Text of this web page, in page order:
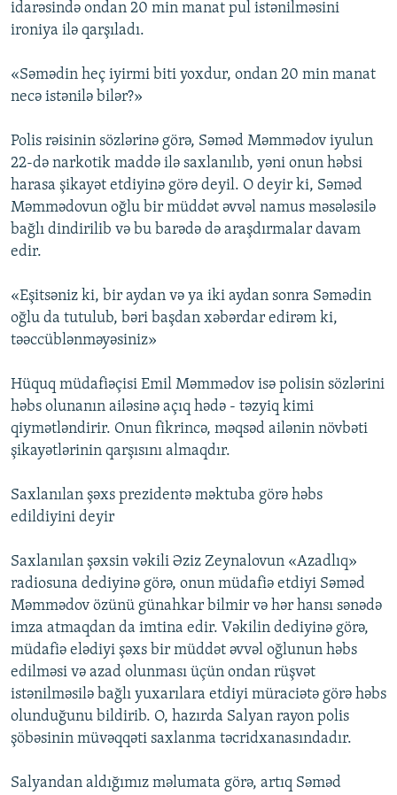
idarəsində ondan 20 min manat pul istənilməsini
ironiya ilə qarşıladı.
«Səmədin heç iyirmi biti yoxdur, ondan 20 min manat
necə istənilə bilər?»
Polis rəisinin sözlərinə görə, Səməd Məmmədov iyulun
22-də narkotik maddə ilə saxlanılıb, yəni onun həbsi
harasa şikayət etdiyinə görə deyil. O deyir ki, Səməd
Məmmədovun oğlu bir müddət əvvəl namus məsələsilə
bağlı dindirilib və bu barədə də araşdırmalar davam
edir.
«Eşitsəniz ki, bir aydan və ya iki aydan sonra Səmədin
oğlu da tutulub, bəri başdan xəbərdar edirəm ki,
təəccüblənməyəsiniz»
Hüquq müdafiəçisi Emil Məmmədov isə polisin sözlərini
həbs olunanın ailəsinə açıq hədə - təzyiq kimi
qiymətləndirir. Onun fikrincə, məqsəd ailənin növbəti
şikayətlərinin qarşısını almaqdır.
Saxlanılan şəxs prezidentə məktuba görə həbs
edildiyini deyir
Saxlanılan şəxsin vəkili Əziz Zeynalovun «Azadlıq»
radiosuna dediyinə görə, onun müdafiə etdiyi Səməd
Məmmədov özünü günahkar bilmir və hər hansı sənədə
imza atmaqdan da imtina edir. Vəkilin dediyinə görə,
müdafiə elədiyi şəxs bir müddət əvvəl oğlunun həbs
edilməsi və azad olunması üçün ondan rüşvət
istənilməsilə bağlı yuxarılara etdiyi müraciətə görə həbs
olunduğunu bildirib. O, hazırda Salyan rayon polis
şöbəsinin müvəqqəti saxlanma təcridxanasındadır.
Salyandan aldığımız məlumata görə, artıq Səməd